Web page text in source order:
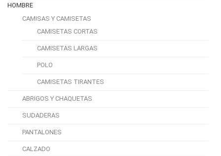
HOMBRE
CAMISAS Y CAMISETAS
CAMISETAS CORTAS
CAMISETAS LARGAS
POLO
CAMISETAS TIRANTES
ABRIGOS Y CHAQUETAS
SUDADERAS
PANTALONES
CALZADO